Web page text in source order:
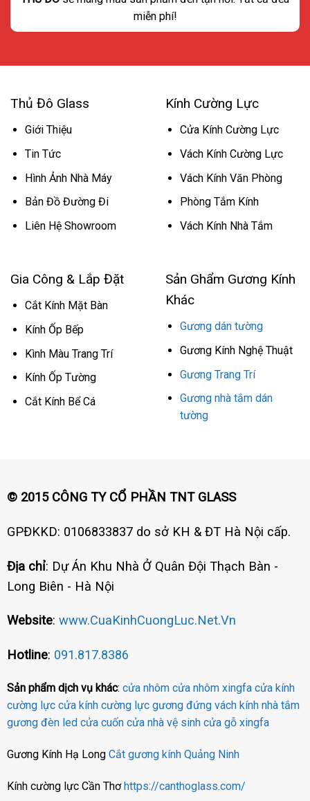
miễn phí!
Thủ Đô Glass
Giới Thiệu
Tin Tức
Hình Ảnh Nhà Máy
Bản Đồ Đường Đi
Liên Hệ Showroom
Kính Cường Lực
Cửa Kính Cường Lực
Vách Kính Cường Lực
Vách Kính Văn Phòng
Phòng Tắm Kính
Vách Kính Nhà Tắm
Gia Công & Lắp Đặt
Cắt Kính Mặt Bàn
Kính Ốp Bếp
Kình Màu Trang Trí
Kính Ốp Tường
Cắt Kính Bể Cá
Sản Ghẩm Gương Kính
Khác
Gương dán tường
Gương Kính Nghệ Thuật
Gương Trang Trí
Gương nhà tắm dán
tường
© 2015 CÔNG TY CỔ PHẦN TNT GLASS
GPĐKKD: 0106833837 do sở KH & ĐT Hà Nội cấp.
Địa chỉ: Dự Án Khu Nhà Ở Quân Đội Thạch Bàn -
Long Biên - Hà Nội
Website: www.CuaKinhCuongLuc.Net.Vn
Hotline: 091.817.8386
Sản phẩm dịch vụ khác: cửa nhôm cửa nhôm xingfa cửa kính
cường lực cửa kính cường lực gương đứng vách kính nhà tắm
gương đèn led cửa cuốn cửa nhà vệ sinh cửa gỗ xingfa
Gương Kính Hạ Long Cắt gương kính Quảng Ninh
Kính cường lực Cần Thơhttps://canthoglass.com/